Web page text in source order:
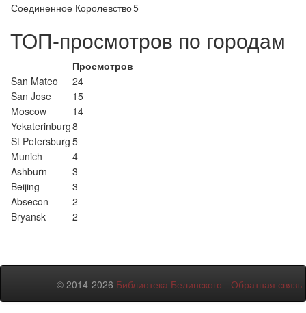
Соединенное Королевство5
ТОП-просмотров по городам
Просмотров
San Mateo
24
San Jose
15
Moscow
14
Yekaterinburg8
St Petersburg 5
Munich
4
Ashburn
3
Beijing
3
Absecon
2
Bryansk
2
© 2014-2026 Библиотека Белинского - Обратная связь